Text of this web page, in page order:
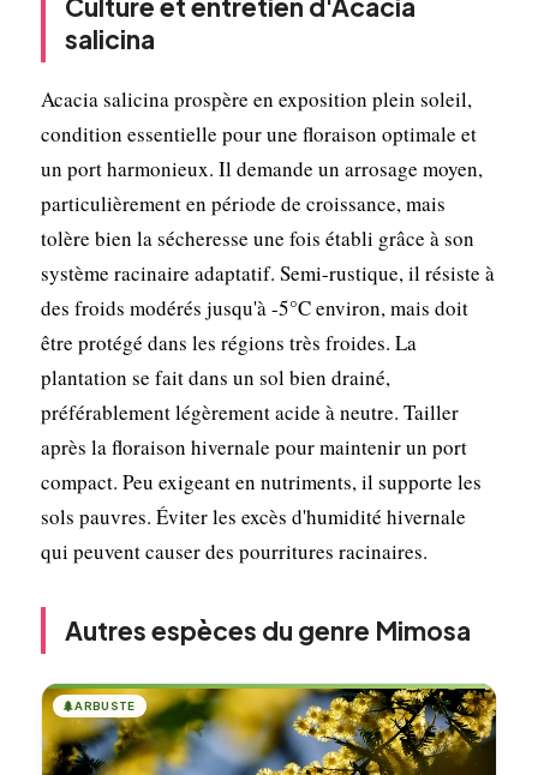
Culture et entretien d'Acacia
salicina
Acacia salicina prospère en exposition plein soleil,
condition essentielle pour une floraison optimale et
un port harmonieux. Il demande un arrosage moyen,
particulièrement en période de croissance, mais
tolère bien la sécheresse une fois établi grâce à son
système racinaire adaptatif. Semi-rustique, il résiste à
des froids modérés jusqu'à -5°C environ, mais doit
être protégé dans les régions très froides. La
plantation se fait dans un sol bien drainé,
préférablement légèrement acide à neutre. Tailler
après la floraison hivernale pour maintenir un port
compact. Peu exigeant en nutriments, il supporte les
sols pauvres. Éviter les excès d'humidité hivernale
qui peuvent causer des pourritures racinaires.
Autres espèces du genre Mimosa
🌲ARBUSTE